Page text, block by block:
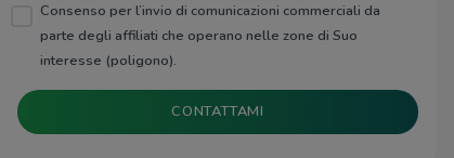
Consenso per l’invio di comunicazioni commerciali da
parte degli affiliati che operano nelle zone di Suo
interesse (poligono).
CONTATTAMI